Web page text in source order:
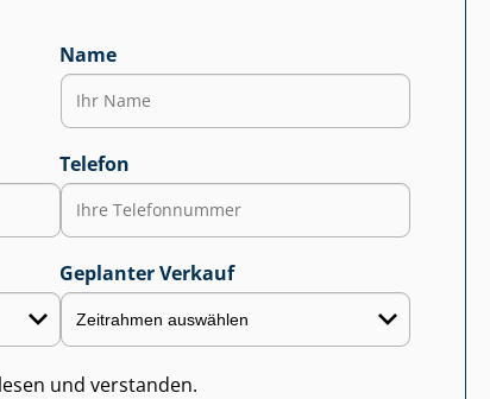
Name
Telefon
Geplanter Verkauf
und verstanden.